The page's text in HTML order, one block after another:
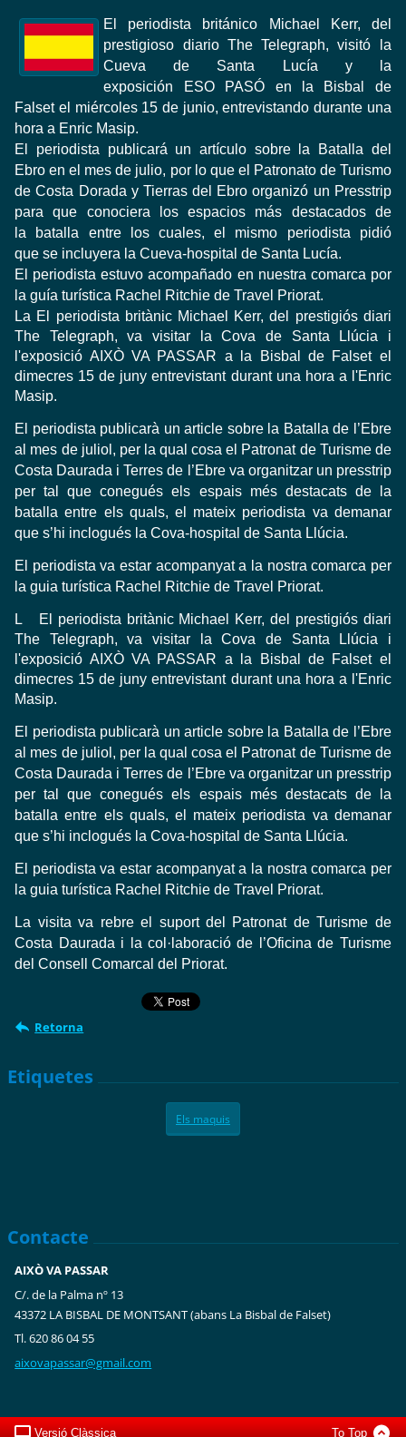
El periodista británico Michael Kerr, del
prestigioso diario The Telegraph, visitó la
Cueva de Santa Lucía y la
exposición ESO PASÓ en la Bisbal de
Falset el miércoles 15 de junio, entrevistando durante una
hora a Enric Masip.
El periodista publicará un artículo sobre la Batalla del
Ebro en el mes de julio, por lo que el Patronato de Turismo
de Costa Dorada y Tierras del Ebro organizó un Presstrip
para que conociera los espacios más destacados de
la batalla entre los cuales, el mismo periodista pidió
que se incluyera la Cueva-hospital de Santa Lucía.
El periodista estuvo acompañado en nuestra comarca por
la guía turística Rachel Ritchie de Travel Priorat.
La El periodista britànic Michael Kerr, del prestigiós diari
The Telegraph, va visitar la Cova de Santa Llúcia i
l'exposició AIXÒ VA PASSAR a la Bisbal de Falset el
dimecres 15 de juny entrevistant durant una hora a l'Enric
Masip.
El periodista publicarà un article sobre la Batalla de l’Ebre
al mes de juliol, per la qual cosa el Patronat de Turisme de
Costa Daurada i Terres de l’Ebre va organitzar un presstrip
per tal que conegués els espais més destacats de la
batalla entre els quals, el mateix periodista va demanar
que s’hi inclogués la Cova-hospital de Santa Llúcia.
El periodista va estar acompanyat a la nostra comarca per
la guia turística Rachel Ritchie de Travel Priorat.
L
El periodista britànic Michael Kerr, del prestigiós diari
The Telegraph, va visitar la Cova de Santa Llúcia i
l'exposició AIXÒ VA PASSAR a la Bisbal de Falset el
dimecres 15 de juny entrevistant durant una hora a l'Enric
Masip.
El periodista publicarà un article sobre la Batalla de l’Ebre
al mes de juliol, per la qual cosa el Patronat de Turisme de
Costa Daurada i Terres de l’Ebre va organitzar un presstrip
per tal que conegués els espais més destacats de la
batalla entre els quals, el mateix periodista va demanar
que s’hi inclogués la Cova-hospital de Santa Llúcia.
El periodista va estar acompanyat a la nostra comarca per
la guia turística Rachel Ritchie de Travel Priorat.
La visita va rebre el suport del Patronat de Turisme de
Costa Daurada i la col·laboració de l’Oficina de Turisme
del Consell Comarcal del Priorat.
Retorna
Etiquetes
Els maquis
Contacte
AIXÒ VA PASSAR
C/. de la Palma nº 13
43372 LA BISBAL DE MONTSANT (abans La Bisbal de Falset)
Tl. 620 86 04 55
aixovapassar@gmail.com
Versió Clàssica To Top